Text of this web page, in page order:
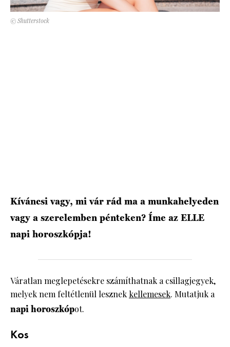
© Shutterstock
Kíváncsi vagy, mi vár rád ma a munkahelyeden
vagy a szerelemben pénteken? Íme az ELLE
napi horoszkópja!
Váratlan meglepetésekre számíthatnak a csillagjegyek,
melyek nem feltétlenül lesznek kellemesek. Mutatjuk a
napi horoszkópot.
Kos